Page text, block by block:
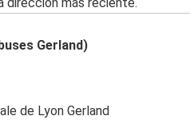
Gerland)
de Lyon Gerland